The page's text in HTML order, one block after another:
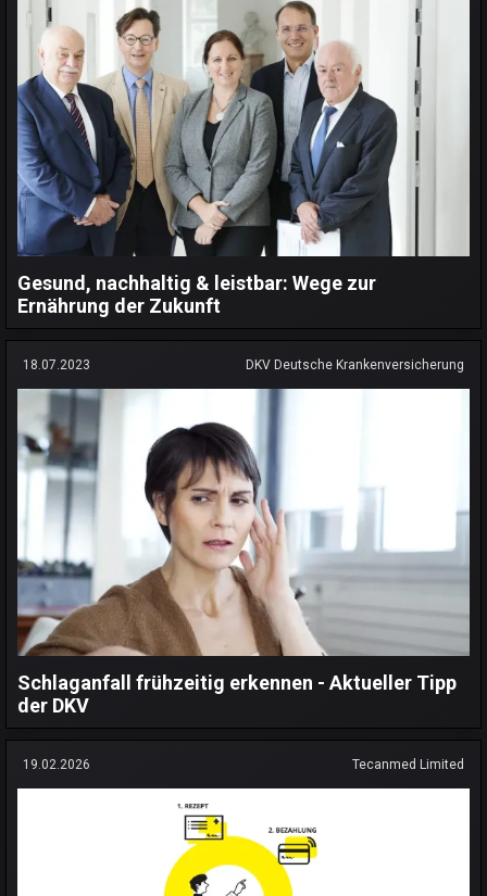
Gesund, nachhaltig & leistbar: Wege zur
Ernährung der Zukunft
18.07.2023 DKV Deutsche Krankenversicherung
Schlaganfall frühzeitig erkennen - Aktueller Tipp
der DKV
19.02.2026 Tecanmed Limited